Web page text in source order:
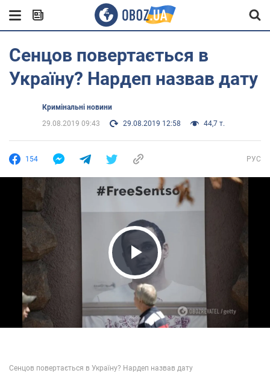
Сенцов повертається в
Україну? Нардеп назвав дату
Кримінальні новини
29.08.2019 09:43
29.08.2019 12:58 44,7 т.
154 РУС
Play Video